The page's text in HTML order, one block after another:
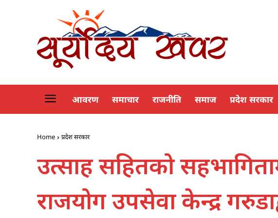
आवरण समाचार राजनीति समाज प्रदेश सरकार
Home प्रदेश सरकार
उत्साह सहितको
राजयोग उपसेवा केन्द्र